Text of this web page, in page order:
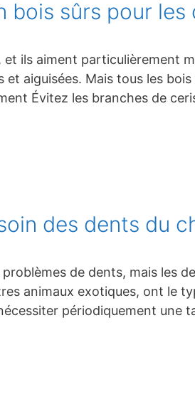
bois sûrs pour les
ils aiment particulièrement
et aiguisées. Mais tous les
Évitez les branches de
des dents du
problèmes de dents, mais les
animaux exotiques, ont le
périodiquement une